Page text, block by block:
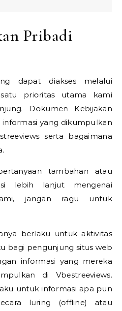
Pribadi
satu prioritas utama kami
Dokumen Kebijakan
informasi yang dikumpulkan
serta bagaimana
tambahan atau
lebih lanjut mengenai
jangan ragu untuk
berlaku untuk aktivitas
bagi pengunjung situs web
informasi yang mereka
di Vbestreeviews.
untuk informasi apa pun
luring (offline) atau